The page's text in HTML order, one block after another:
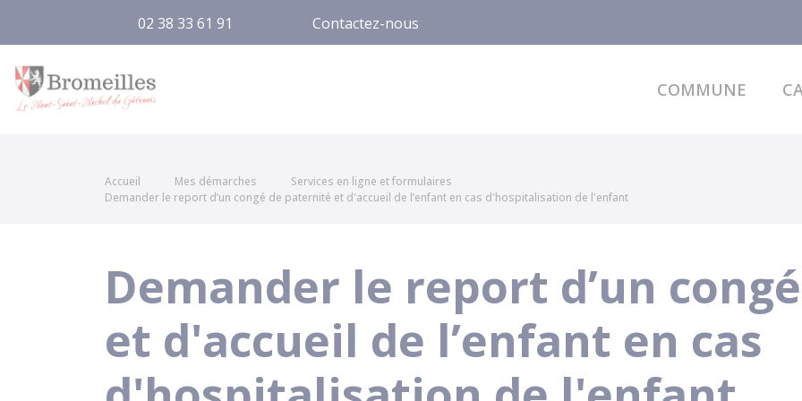
02 38 33 61 91 Contactez-nous
COMMUNE
Accueil Mes démarches
Services en ligne et formulaires
Demander le report d’un congé de paternité et d'accueil de l’enfant en cas d'hospitalisation de l'enfant
Demander le report d’un
et d'accueil de l’enfant en cas